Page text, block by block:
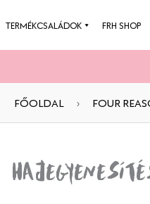
to
content
TERMÉKCSALÁDOK FRH SHOP
FŐOLDAL › FOUR